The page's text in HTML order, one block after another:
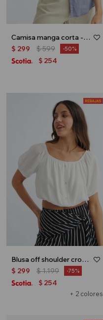
Camisa manga corta - Celeste
$ 299 $599 50
$ 254
Blusa off shoulder crop top - Blanco
+ 2 colores
$ 299 $1.199 75
$ 254